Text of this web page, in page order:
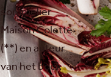
sommelier
Maison Colette
(**) en auteur
van het boek